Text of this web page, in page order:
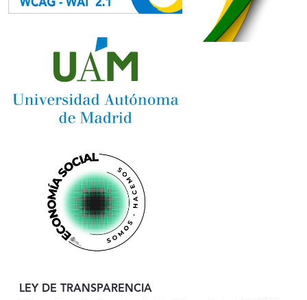
LEY DE TRANSPARENCIA